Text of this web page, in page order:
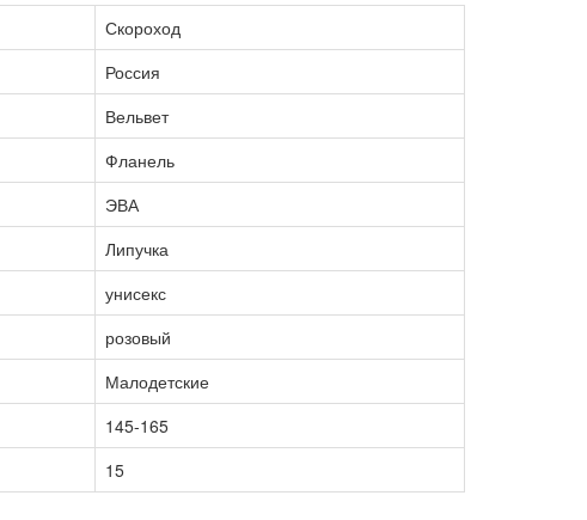
Скороход
Россия
Вельвет
Фланель
ЭВА
Липучка
унисекс
розовый
Малодетские
145-165
15